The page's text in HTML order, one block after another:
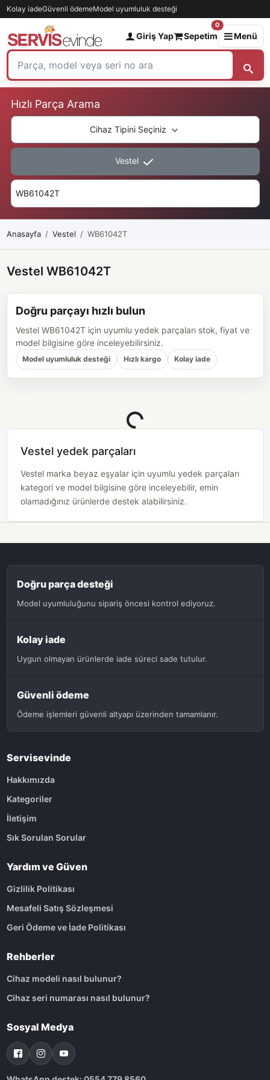
Kolay iadeGüvenli ödemeModel uyumluluk desteği
Giriş Yap Sepetim
0
Menü
Hızlı Parça Arama
Cihaz Tipini Seçiniz
Vestel
Anasayfa Vestel WB61042T
Vestel WB61042T
Doğru parçayı hızlı bulun
Vestel WB61042T için uyumlu yedek parçaları stok, fiyat ve
model bilgisine göre inceleyebilirsiniz.
Model uyumluluk desteği Hızlı kargo Kolay iade
Yükleniyor...
Vestel yedek parçaları
Vestel marka beyaz eşyalar için uyumlu yedek parçaları
kategori ve model bilgisine göre inceleyebilir, emin
olamadığınız ürünlerde destek alabilirsiniz.
Doğru parça desteği
Model uyumluluğunu sipariş öncesi kontrol ediyoruz.
Kolay iade
Uygun olmayan ürünlerde iade süreci sade tutulur.
Güvenli ödeme
Ödeme işlemleri güvenli altyapı üzerinden tamamlanır.
Servisevinde
Hakkımızda
Kategoriler
İletişim
Sık Sorulan Sorular
Yardım ve Güven
Gizlilik Politikası
Mesafeli Satış Sözleşmesi
Geri Ödeme ve İade Politikası
Rehberler
Cihaz modeli nasıl bulunur?
Cihaz seri numarası nasıl bulunur?
Sosyal Medya